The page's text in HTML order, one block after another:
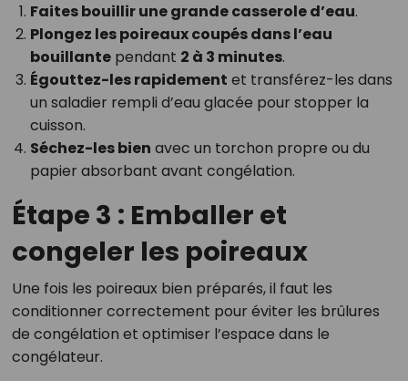
Faites bouillir une grande casserole d’eau.
Plongez les poireaux coupés dans l’eau
bouillantependant 2 à 3 minutes.
Égouttez-les rapidement et transférez-les dans
un saladier rempli d’eau glacée pour stopper la
cuisson.
Séchez-les bien avec un torchon propre ou du
papier absorbant avant congélation.
Étape 3 : Emballer et
congeler les poireaux
Une fois les poireaux bien préparés, il faut les
conditionner correctement pour éviter les brûlures
de congélation et optimiser l’espace dans le
congélateur.